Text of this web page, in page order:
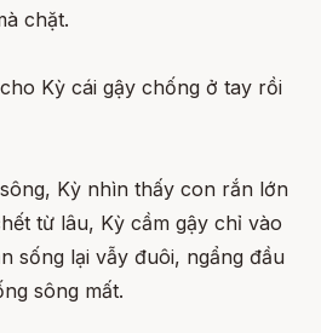
chặt.
Kỳ cái gậy chống ở tay rồi
Kỳ nhìn thấy con rắn lớn
từ lâu, Kỳ cầm gậy chỉ vào
sống lại vẫy đuôi, ngẩng đầu
sông mất.